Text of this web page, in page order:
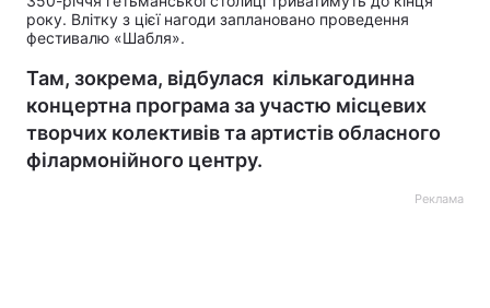
року. Влітку з цієї нагоди заплановано проведення
фестивалю «Шабля».
Там, зокрема, відбулася кількагодинна
концертна програма за участю місцевих
творчих колективів та артистів обласного
філармонійного центру.
Реклама